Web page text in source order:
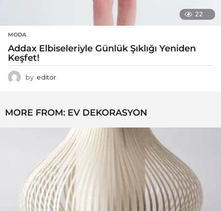
22
MODA
Addax Elbiseleriyle Günlük Şıklığı Yeniden
Keşfet!
by editor
MORE FROM: EV DEKORASYON